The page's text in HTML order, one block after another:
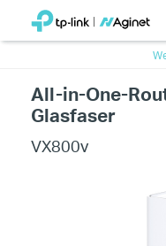
All-in-One-
Glasfaser
VX800v